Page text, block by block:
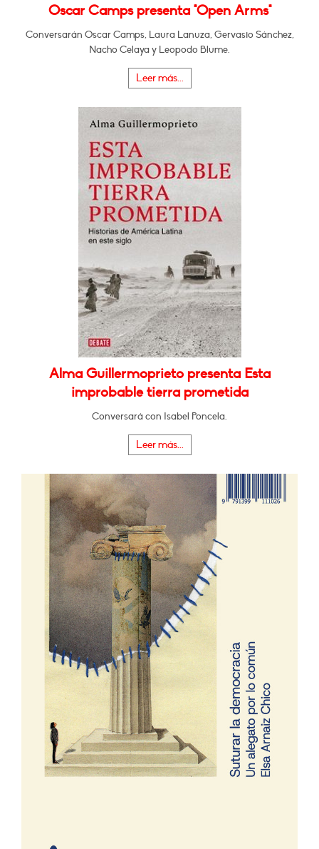
Oscar Camps presenta "Open Arms"
Conversarán Oscar Camps, Laura Lanuza, Gervasio Sánchez,
Nacho Celaya y Leopodo Blume.
Leer más...
Alma Guillermoprieto presenta Esta
improbable tierra prometida
Conversará con Isabel Poncela.
Leer más...